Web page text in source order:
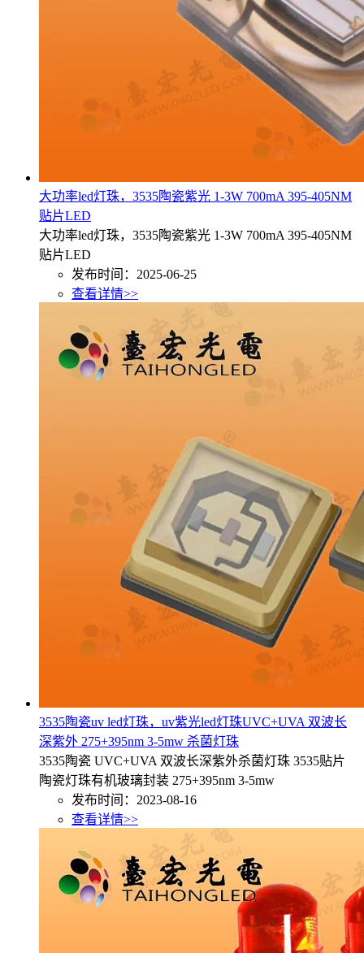
大功率led灯珠，3535陶瓷紫光 1-3W 700mA 395-405NM
贴片LED
大功率led灯珠，3535陶瓷紫光 1-3W 700mA 395-405NM
贴片LED
发布时间：2025-06-25
查看详情>>
3535陶瓷uv led灯珠，uv紫光led灯珠UVC+UVA 双波长
深紫外 275+395nm 3-5mw 杀菌灯珠
3535陶瓷 UVC+UVA 双波长深紫外杀菌灯珠 3535贴片
陶瓷灯珠有机玻璃封装 275+395nm 3-5mw
发布时间：2023-08-16
查看详情>>